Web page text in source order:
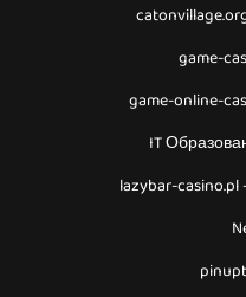
game-
game-online-
IT
lazybar-casino.pl